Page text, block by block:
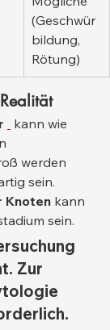
(Geschwür
bildung,
Rötung)
kann wie
werden
sein.
Knoten kann
sein.
Zur